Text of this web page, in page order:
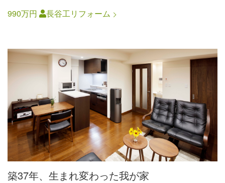
990万円 長谷工リフォーム
築37年、生まれ変わった我が家